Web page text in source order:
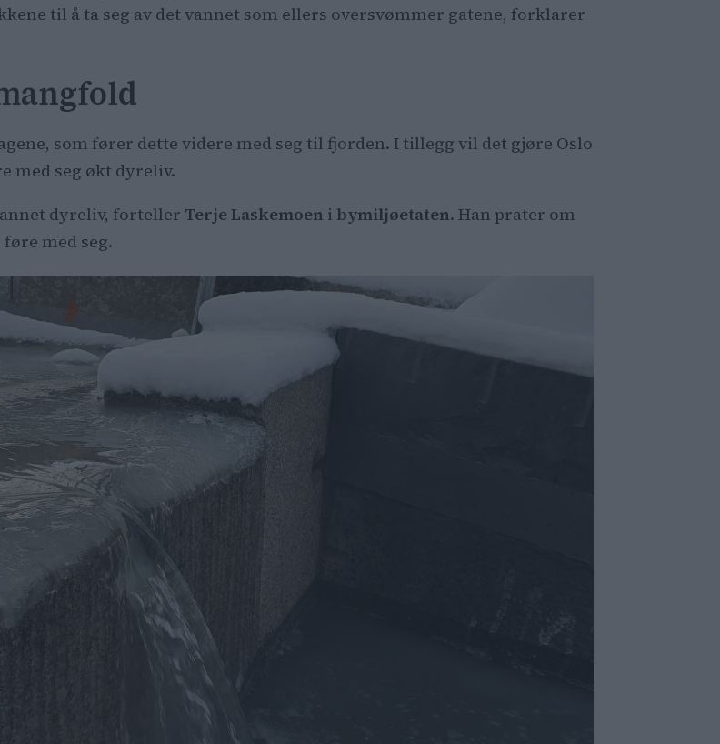
til å ta seg av det vannet som ellers oversvømmer gatene, forklarer
som fører dette videre med seg til fjorden. I tillegg vil det gjøre Oslo
med seg økt dyreliv.
dyreliv, forteller Terje Laskemoen i bymiljøetaten. Han prater om
med seg.